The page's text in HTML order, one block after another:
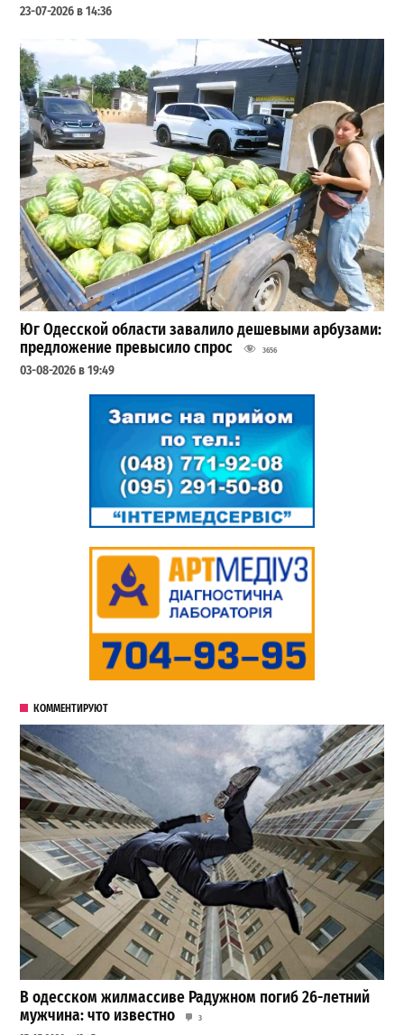
23-07-2026 в 14:36
Юг Одесской области завалило дешевыми арбузами:
предложение превысило спрос
3656
03-08-2026 в 19:49
КОММЕНТИРУЮТ
В одесском жилмассиве Радужном погиб 26-летний
мужчина: что известно
3